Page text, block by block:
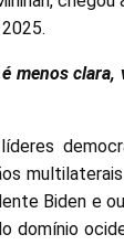
menos clara,
Biden e
domínio